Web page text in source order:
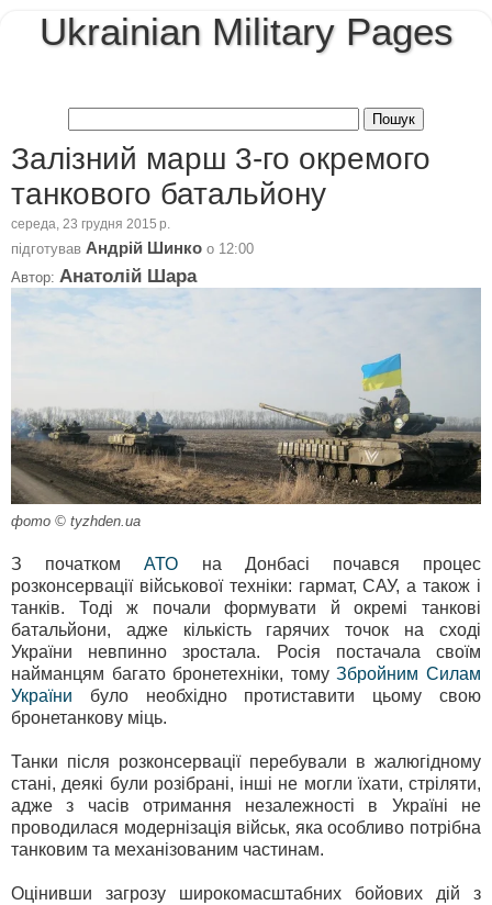
Ukrainian Military Pages
Залізний марш 3-го окремого
танкового батальйону
середа, 23 грудня 2015 р.
підготував Андрій Шинко о 12:00
Автор: Анатолій Шара
фото © tyzhden.ua
З початкомАТО на Донбасі почався процес
розконсервації військової техніки: гармат, САУ, а також і
танків. Тоді ж почали формувати й окремі танкові
батальйони, адже кількість гарячих точок на сході
України невпинно зростала. Росія постачала своїм
найманцям багато бронетехніки, томуЗбройним Силам
України було необхідно протиставити цьому свою
бронетанкову міць.
Танки після розконсервації перебували в жалюгідному
стані, деякі були розібрані, інші не могли їхати, стріляти,
адже з часів отримання незалежності в Україні не
проводилася модернізація військ, яка особливо потрібна
танковим та механізованим частинам.
Оцінивши загрозу широкомасштабних бойових дій з